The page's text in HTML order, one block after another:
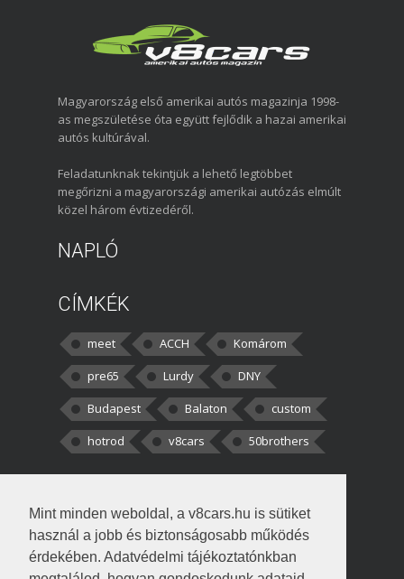
Mint minden weboldal, a v8cars.hu is sütiket
használ a jobb és biztonságosabb működés
érdekében. Adatvédelmi tájékoztatónkban
Magyarország első amerikai autós magazinja 1998-
as megszületése óta együtt fejlődik a hazai amerikai
autós kultúrával.
Feladatunknak tekintjük a lehető legtöbbet
megőrizni a magyarországi amerikai autózás elmúlt
közel három évtizedéről.
NAPLÓ
CÍMKÉK
meet ACCH
Komárom
pre65
Lurdy
DNY
Budapest
Balaton
custom
hotrod
v8cars 50brothers
kortisz:Elszúrtam! Én csak két
darabbaal számoltam. Nem tudtam, hogy fél autót,